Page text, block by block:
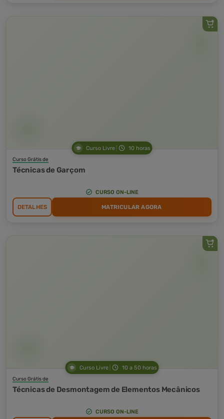
Curso Livre 10 horas
Curso Grátis de
Técnicas de Garçom
CURSO ON-LINE
DETALHES MATRICULAR AGORA
Curso Livre 10 a 50 horas
Curso Grátis de
Técnicas de Desmontagem de Elementos Mecânicos
CURSO ON-LINE